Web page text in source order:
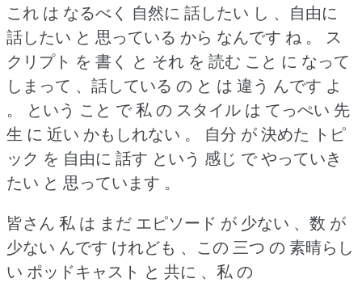
これ は なるべく 自然に 話したい し 、自由に
話したい と 思っている から なんです ね 。
ス
クリプト を 書く と それ を 読む こと に なって
しまって 、話している の と は 違う んです よ
。
という こと で 私 の スタイル は てっぺい 先
生 に 近い かもしれない 。
自分 が 決めた トピ
ック を 自由に 話す という 感じ で やっていき
たい と 思っています 。
皆さん 私 は まだ エピソード が 少ない 、数 が
少ない んです けれども 、この 三つ の 素晴らし
い ポッドキャスト と 共に 、私 の